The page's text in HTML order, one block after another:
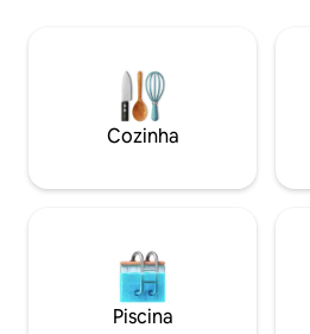
Cozinha
Piscina